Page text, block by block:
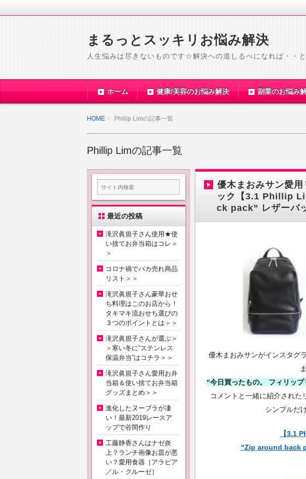
まるっとスッキリお悩み解決
人生悩みは尽きないものです☆解決への道しるべになれば・・
ホーム 健康/美容のお悩み解決 副業のお悩み
HOME Phillip Limの記事一覧
Phillip Limの記事一覧
優木まおみサン愛
ック【3.1 Phillip
ck pack” レザーバ
優木まおみサンがインスタグ
今日買ったもの。 フィリッ
コメントと一緒に紹介された
シンプルだ
【3.1
“Zip around back
最近の投稿
滝沢眞規子さん使用★使
い捨てお弁当箱はコレ＞
＞
コロナ禍でバカ売れ商品
リスト＞＞
滝沢眞規子さん豪華おせ
ち料理はこのお店から！
タキマキ流おせち選びの
３つのポイントとは＞＞
滝沢眞規子さんが選ぶ＞
＞寒い冬に“ステンレス
保温弁当”はコチラ＞＞
滝沢眞規子さん愛用お弁
当箱＆使い捨てお弁当箱
グッズまとめ＞＞
進化したヌーブラが凄
い！最新2019レースア
ップで谷間作り
工藤静香さんはナゼ炎
上？ランチ画像お皿が悪
い？愛用食器［アラビア
／ル・クルーゼ］